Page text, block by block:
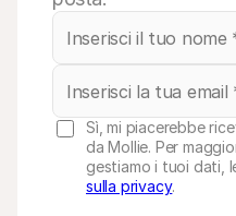
Sì, mi piacerebbe
da Mollie. Per
gestiamo i tuoi dati,
sulla privacy.